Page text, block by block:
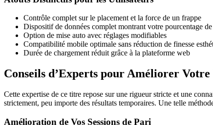
Contrôle complet sur le placement et la force de un frappe
Dispositif de données complet montrant votre pourcentage de
Option de mise auto avec réglages modifiables
Compatibilité mobile optimale sans réduction de finesse
Durée de chargement réduit grâce à la plateforme web
Conseils d’Experts pour Améliorer
Cette expertise de ce titre repose sur une rigueur stricte et une
strictement, peu importe des résultats temporaires. Une telle
Amélioration de Vos Sessions de Pari